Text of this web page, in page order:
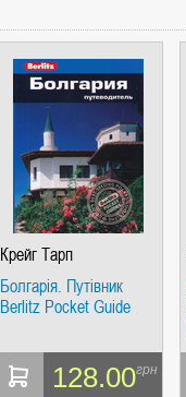
Крейг Тарп
Болгарія. Путівник
Berlitz Pocket Guidе
128.00грн